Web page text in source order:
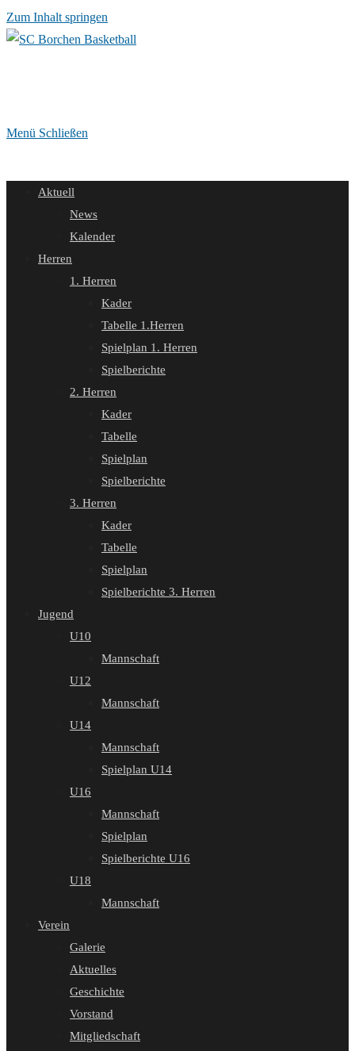
Zum Inhalt springen
Menü Schließen
Aktuell
News
Kalender
Herren
1. Herren
Kader
Tabelle 1.Herren
Spielplan 1. Herren
Spielberichte
2. Herren
Kader
Tabelle
Spielplan
Spielberichte
3. Herren
Kader
Tabelle
Spielplan
Spielberichte 3. Herren
Jugend
U10
Mannschaft
U12
Mannschaft
U14
Mannschaft
Spielplan U14
U16
Mannschaft
Spielplan
Spielberichte U16
U18
Mannschaft
Verein
Galerie
Aktuelles
Geschichte
Vorstand
Mitgliedschaft